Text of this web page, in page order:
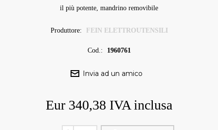
il più potente, mandrino removibile
Produttore: FEIN ELETTROUTENSILI
Cod.: 1960761
Eur 340,38 IVA inclusa